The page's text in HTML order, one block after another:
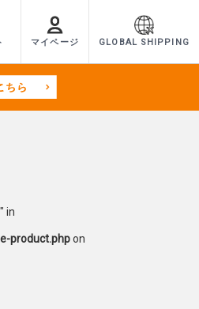
マイページ GLOBAL SHIPPING
in
product.phpon